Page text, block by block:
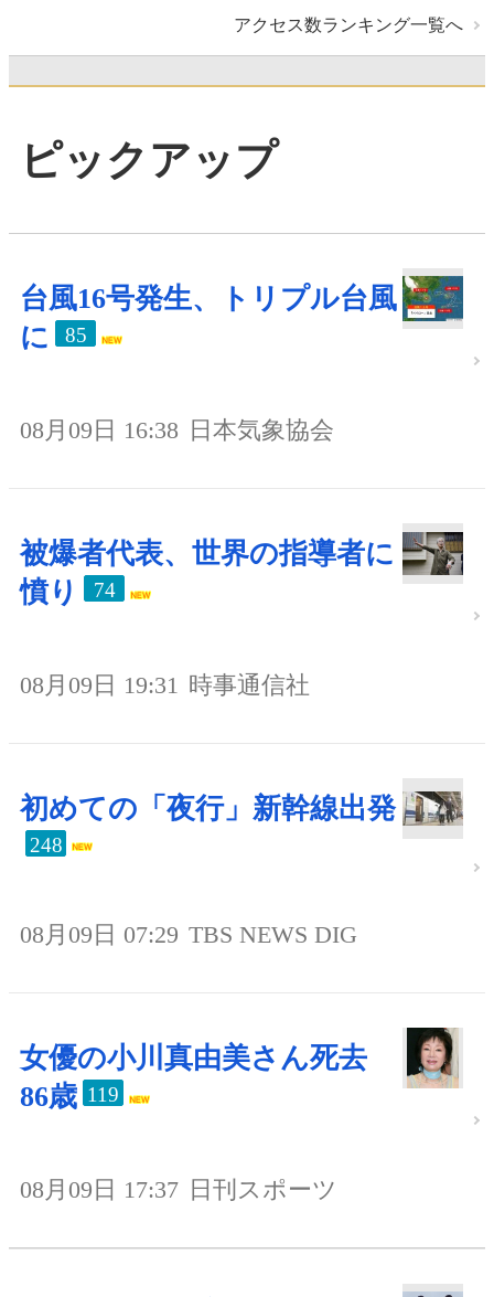
アクセス数ランキング一覧へ
ピックアップ
台風16号発生、トリプル台風
に
85
08月09日 16:38 日本気象協会
被爆者代表、世界の指導者に
憤り
74
08月09日 19:31 時事通信社
初めての「夜行」新幹線出発
248
08月09日 07:29 TBS NEWS DIG
女優の小川真由美さん死去
86歳 119
08月09日 17:37 日刊スポーツ